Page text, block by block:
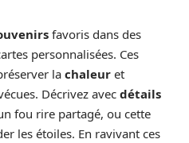
favoris dans des
personnalisées. Ces
la chaleur et
Décrivez avec détails
fou rire partagé, ou cette
les étoiles. En ravivant ces